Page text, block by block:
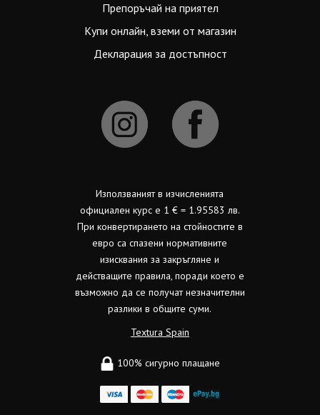
Препоръчай на приятел
Купи онлайн, вземи от магазин
Декларация за достъпност
Използваният в изчисленията
официален курс е 1 € = 1.95583 лв.
При конвертирането на стойностите в
евро са спазени нормативните
изисквания за закръгляне и
действащите правила, поради което е
възможно да се получат незначителни
разлики в общите суми.
Textura Spain
100% сигурно плащане